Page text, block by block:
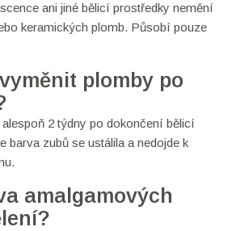
ani jiné bělicí prostředky nemění
keramických plomb. Působí pouze
plomby po
2 týdny po dokončení bělicí
barva zubů se ustálila a nedojde k
amalgamových